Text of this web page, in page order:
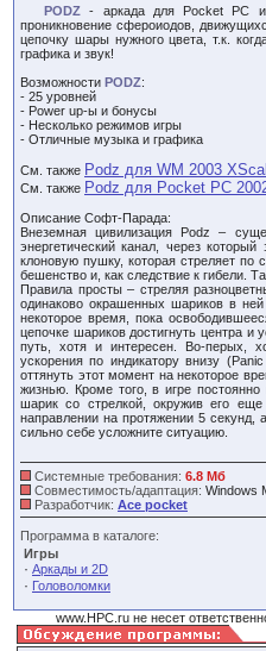
PODZ - аркада для Pocket PC
проникновение сфероиодов,
цепочку шары нужного цвета, т.к.
графика и звук!
Возможности PODZ:
- 25 уровней
- Power up-ы и бонусы
- Несколько режимов игры
- Отличные музыка и графика
См. также Podz для WM 2003
См. также Podz для Pocket PC
Описание Софт-Парада:
Внеземная цивилизация Podz –
энергетический канал, через
клоновую пушку, которая стреляет
бешенство и, как следствие к гибели.
Правила просты – стреляя
одинаково окрашенных шариков в
некоторое время, пока
цепочке шариков достигнуть центра и
путь, хотя и интересен. Во-перых,
ускорения по индикатору внизу
оттянуть этот момент на некоторое
жизнью. Кроме того, в игре
шарик со стрелкой, окружив его
направлении на протяжении 5
сильно себе усложните ситуацию.
Системные требования: 6.8 Мб
Совместимость/адаптация: Windows
Разработчик: Ace pocket
Программа в каталоге:
Игры
· Аркады и 2D
· Головоломки
www.HPC.ru не несет